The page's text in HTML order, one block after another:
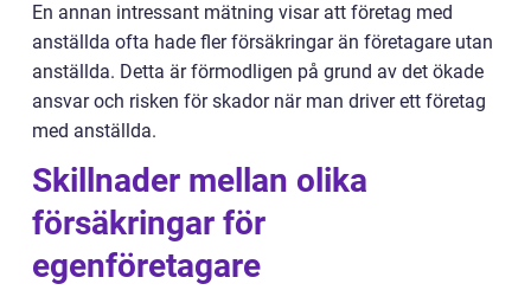
En annan intressant mätning visar att företag med
anställda ofta hade fler försäkringar än företagare utan
anställda. Detta är förmodligen på grund av det ökade
ansvar och risken för skador när man driver ett företag
med anställda.
Skillnader mellan olika
försäkringar för
egenföretagare